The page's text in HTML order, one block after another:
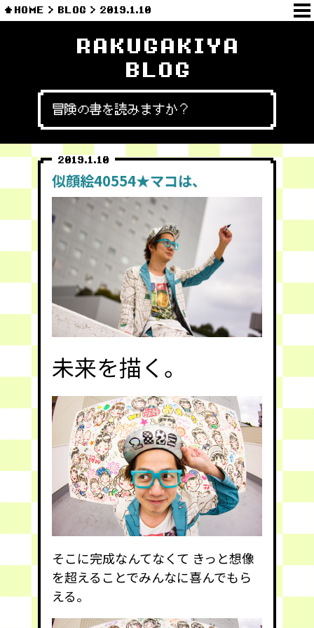
HOME BLOG 2019.1.10
RAKUGAKIYA
BLOG
冒険の書を読みますか？
2019.1.10
似顔絵40554★マコは、
未来を描く。
そこに完成なんてなくて きっと想像
を超えることでみんなに喜んでもら
える。